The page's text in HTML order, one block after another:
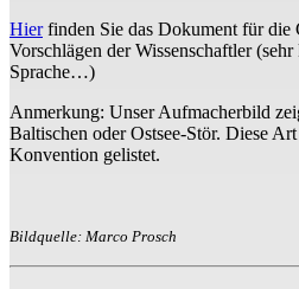
Hierfinden Sie das Dokument für die
Vorschlägen der Wissenschaftler
Sprache…)
Anmerkung: Unser Aufmacherbild
Baltischen oder Ostsee-Stör. Diese
Konvention gelistet.
Bildquelle: Marco Prosch